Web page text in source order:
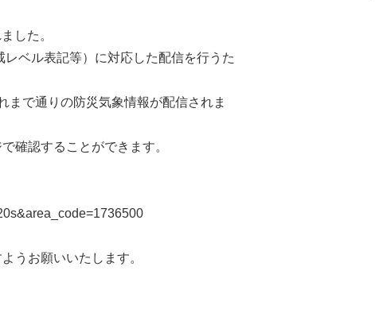
した。
ベル表記等）に対応した配信を行うた
まで通りの防災気象情報が配信されま
確認することができます。
うお願いいたします。